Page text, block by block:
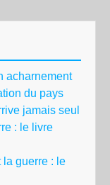
acharnement
du pays
jamais seul
: le livre
la guerre : le